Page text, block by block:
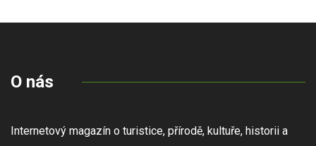
O nás
Internetový magazín o turistice, přírodě, kultuře, historii a